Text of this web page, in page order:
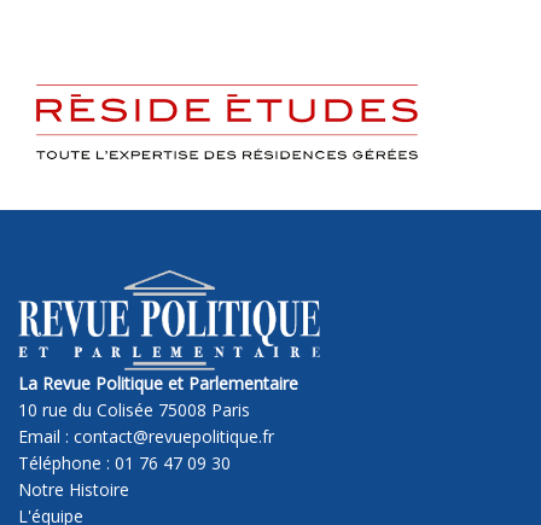
La Revue Politique et Parlementaire
10 rue du Colisée 75008 Paris
Email : contact@revuepolitique.fr
Téléphone : 01 76 47 09 30
Notre Histoire
L'équipe